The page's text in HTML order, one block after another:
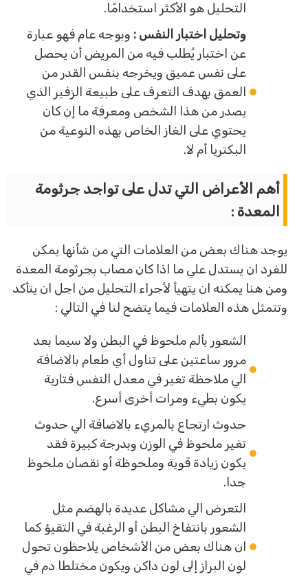
التحليل هو الأكثر استخدامًا.
وتحليل اختبار النفس :وبوجه عام فهو عبارة
عن اختبار يُطلب فيه من المريض أن يحصل
على نفس عميق ويخرجه بنفس القدر من
العمق بهدف التعرف على طبيعة الزفير الذي
يصدر من هذا الشخص ومعرفة ما إن كان
يحتوي على الغاز الخاص بهذه النوعية من
البكتريا أم لا.
أهم الأعراض التي تدل على تواجد جرثومة
المعدة :
يوجد هناك بعض من العلامات التي من شأنها يمكن
للفرد ان يستدل علي ما اذا كان مصاب بجرثومة المعدة
ومن هنا يمكنه ان يتهيأ لأجراء التحليل من اجل ان يتأكد
وتتمثل هذه العلامات فيما يتضح لنا في التالي :
الشعور بألم ملحوظ في البطن ولا سيما بعد
مرور ساعتين على تناول أي طعام بالاضافة
الي ملاحظة تغير في معدل النفس فتارية
يكون بطيء ومرات أخرى أسرع.
حدوث ارتجاع بالمريء بالاضافة الي حدوث
تغير ملحوظ في الوزن وبدرجة كبيرة فقد
يكون زيادة قوية وملحوظة أو نقصان ملحوظ
جدا.
التعرض الي مشاكل عديدة بالهضم مثل
الشعور بانتفاخ البطن أو الرغبة في التقيؤ كما
ان هناك بعض من الأشخاص يلاحظون تحول
لون البراز إلى لون داكن ويكون مختلطا دم في